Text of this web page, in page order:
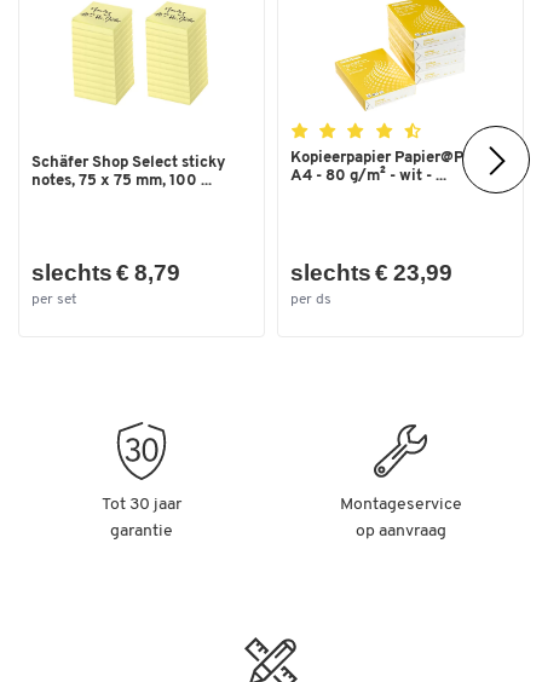
Schäfer Shop Select sticky
notes, 75 x 75 mm, 100 ...
slechts € 8,79
per set
Kopieerpapier Papier@Print -
A4 - 80 g/m² - wit - ...
slechts € 23,99
per ds
Tot 30 jaar
garantie
Montageservice
op aanvraag